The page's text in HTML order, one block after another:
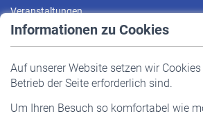
Informationen zu Cookies
Auf unserer Website setzen wir
Betrieb der Seite erforderlich sind.
Um Ihren Besuch so komfortabel wie
Veranstaltungen
Pflichtversicherung
Staatliche Förderung